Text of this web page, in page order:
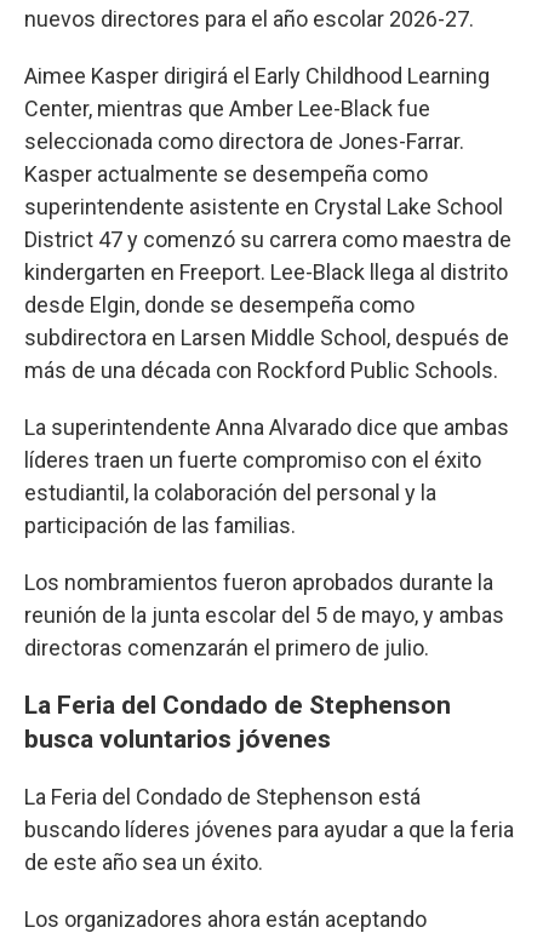
nuevos directores para el año escolar 2026-27.
Aimee Kasper dirigirá el Early Childhood Learning
Center, mientras que Amber Lee-Black fue
seleccionada como directora de Jones-Farrar.
Kasper actualmente se desempeña como
superintendente asistente en Crystal Lake School
District 47 y comenzó su carrera como maestra de
kindergarten en Freeport. Lee-Black llega al distrito
desde Elgin, donde se desempeña como
subdirectora en Larsen Middle School, después de
más de una década con Rockford Public Schools.
La superintendente Anna Alvarado dice que ambas
líderes traen un fuerte compromiso con el éxito
estudiantil, la colaboración del personal y la
participación de las familias.
Los nombramientos fueron aprobados durante la
reunión de la junta escolar del 5 de mayo, y ambas
directoras comenzarán el primero de julio.
La Feria del Condado de Stephenson
busca voluntarios jóvenes
La Feria del Condado de Stephenson está
buscando líderes jóvenes para ayudar a que la feria
de este año sea un éxito.
Los organizadores ahora están aceptando